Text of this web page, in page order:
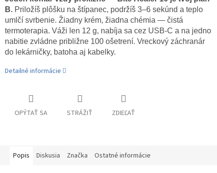
B. Priložíš plôšku na štípanec, podržíš 3–6 sekúnd a teplo
umlčí svrbenie. Žiadny krém, žiadna chémia — čistá
termoterapia. Váži len 12 g, nabíja sa cez USB-C a na jedno
nabitie zvládne približne 100 ošetrení. Vreckový záchranár
do lekárničky, batoha aj kabelky.
Detailné informácie
OPÝTAŤ SA STRÁŽIŤ ZDIEĽAŤ
Popis Diskusia Značka Ostatné informácie